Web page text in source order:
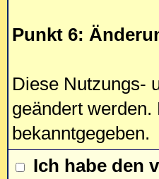
Punkt 6:
Diese Nutzungs-
geändert
bekanntgegeben.
Ich habe den